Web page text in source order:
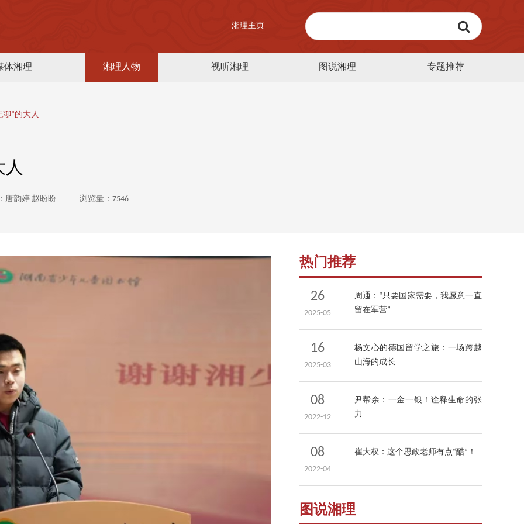
湘理主页
体湘理 湘理人物 视听湘理 图说湘理 专题推荐
聊”的大人
人
唐韵婷 赵盼盼 浏览量：7546
热门推荐
26
2025-05
周通：“只要国家需要，我愿意一直
留在军营”
16
2025-03
杨文心的德国留学之旅：一场跨越
山海的成长
08
2022-12
尹帮余：一金一银！诠释生命的张
力
08
2022-04
崔大权：这个思政老师有点“酷”！
图说湘理